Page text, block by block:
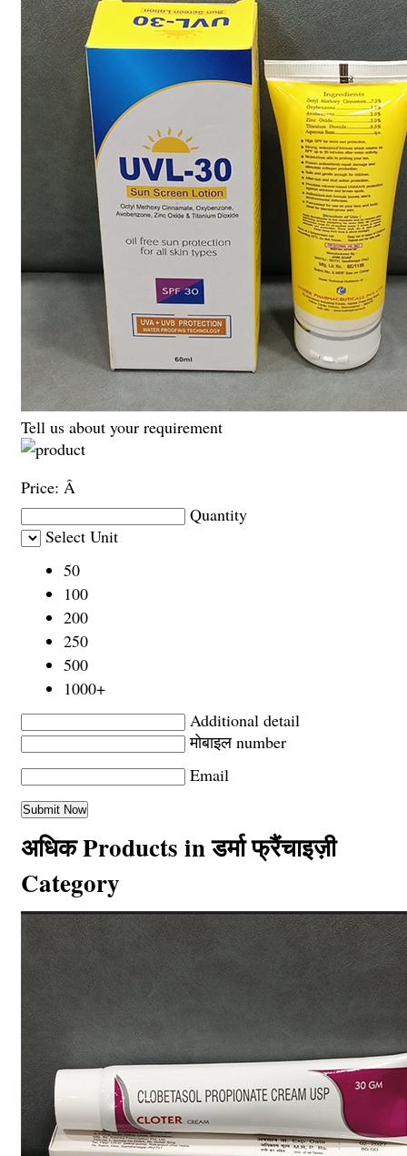
Tell us about your requirement
Price: Â
Quantity
Select Unit
50
100
200
250
500
1000+
Additional detail
मोबाइल number
Email
अधिक Products in डर्मा फ्रैंचाइज़ी
Category